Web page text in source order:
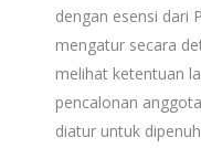
dengan esensi dari
mengatur secara
melihat ketentuan
pencalonan
diatur untuk